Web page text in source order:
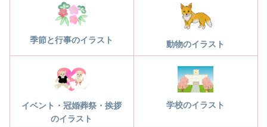
季節と行事のイラスト 動物のイラスト
イベント・冠婚葬祭・挨拶
のイラスト
学校のイラスト